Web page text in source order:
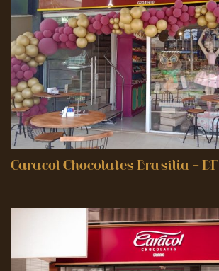
Caracol Chocolates Brasília – DF